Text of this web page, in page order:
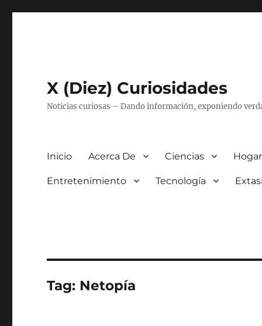
X (Diez) Curiosidades
Noticias curiosas – Dando información, exponiendo
Inicio Acerca De Ciencias
Entretenimiento Tecnología
Tag: Netopía